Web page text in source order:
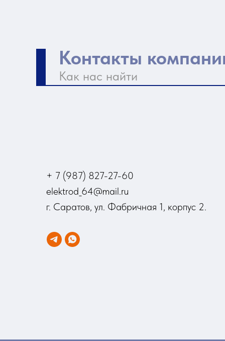
Контакты
Как нас найти
+ 7 (987) 827-27-60
elektrod_64@mail.ru
г. Саратов, ул. Фабричная 1, корпус 2.